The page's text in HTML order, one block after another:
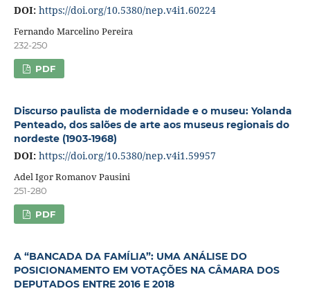
DOI: https://doi.org/10.5380/nep.v4i1.60224
Fernando Marcelino Pereira
232-250
PDF
Discurso paulista de modernidade e o museu: Yolanda
Penteado, dos salões de arte aos museus regionais do
nordeste (1903-1968)
DOI: https://doi.org/10.5380/nep.v4i1.59957
Adel Igor Romanov Pausini
251-280
PDF
A “BANCADA DA FAMÍLIA”: UMA ANÁLISE DO
POSICIONAMENTO EM VOTAÇÕES NA CÂMARA DOS
DEPUTADOS ENTRE 2016 E 2018